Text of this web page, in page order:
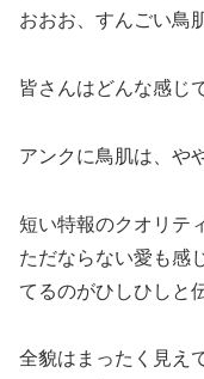
おおお、すんごい鳥
皆さんはどんな感じ
アンクに鳥肌は、や
短い特報のクオリテ
ただならない愛も感
てるのがひしひしと
全貌はまったく見え